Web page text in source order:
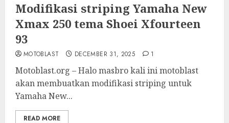
Modifikasi striping Yamaha New
Xmax 250 tema Shoei Xfourteen
93
MOTOBLAST DECEMBER 31, 2025 1
Motoblast.org – Halo masbro kali ini motoblast
akan membuatkan modifikasi striping untuk
Yamaha New...
READ MORE